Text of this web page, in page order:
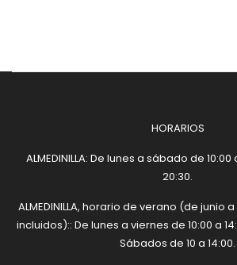
HORARIOS
ALMEDINILLA: De lunes a sábado de 10:00
20:30.
ALMEDINILLA, horario de verano (de junio
incluidos):: De lunes a viernes de 10:00 a
Sábados de 10 a 14:00.